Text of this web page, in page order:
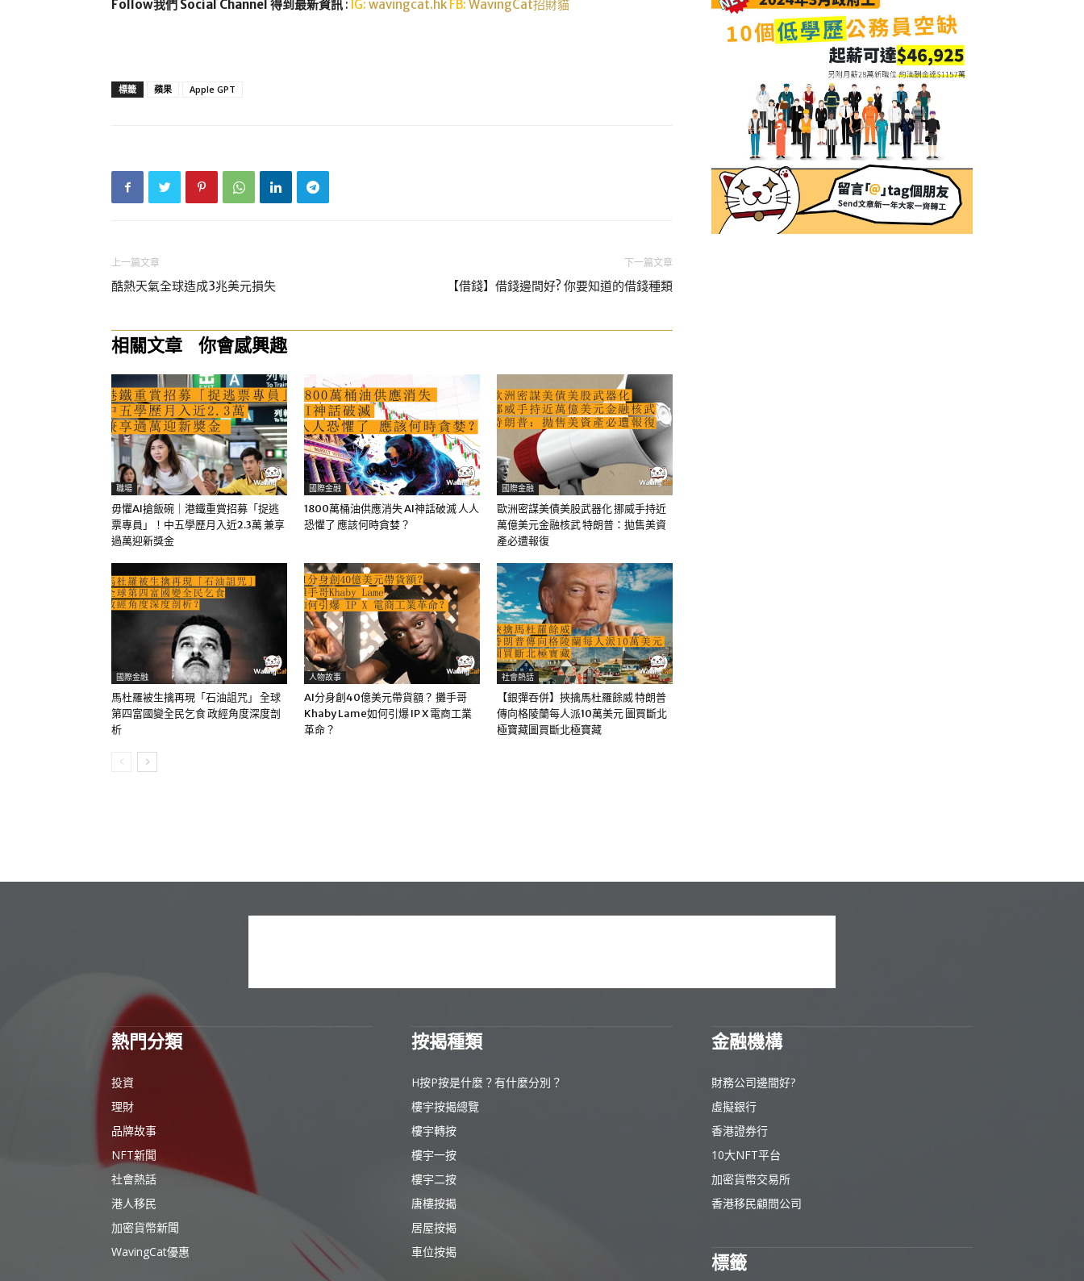
Follow我們 Social Channel 得到最新資訊 : IG: wavingcat.hkFB: WavingCat招財貓
標籤 蘋果 Apple GPT
上一篇文章
酷熱天氣全球造成3兆美元損失
下一篇文章
【借錢】借錢邊間好? 你要知道的借錢種類
相關文章 你會感興趣
職場
毋懼AI搶飯碗｜港鐵重賞招募「捉逃
票專員」！中五學歷月入近2.3萬 兼享
過萬迎新獎金
國際金融
1800萬桶油供應消失 AI神話破滅 人人
恐懼了 應該何時貪婪？
國際金融
歐洲密謀美債美股武器化 挪威手持近
萬億美元金融核武 特朗普：拋售美資
產必遭報復
國際金融
馬杜羅被生擒再現「石油詛咒」 全球
第四富國變全民乞食 政經角度深度剖
析
人物故事
AI分身創40億美元帶貨額？ 攤手哥
Khaby Lame如何引爆 IP X 電商工業
革命？
社會熱話
【銀彈吞併】挾擒馬杜羅餘威 特朗普
傳向格陵蘭每人派10萬美元 圖買斷北
極寶藏圖買斷北極寶藏
熱門分類
投資
理財
品牌故事
NFT新聞
社會熱話
港人移民
加密貨幣新聞
WavingCat優惠
按揭種類
H按P按是什麼？有什麼分別？
樓宇按揭總覽
樓宇轉按
樓宇一按
樓宇二按
唐樓按揭
居屋按揭
車位按揭
金融機構
財務公司邊間好?
虛擬銀行
香港證券行
10大NFT平台
加密貨幣交易所
香港移民顧問公司
標籤